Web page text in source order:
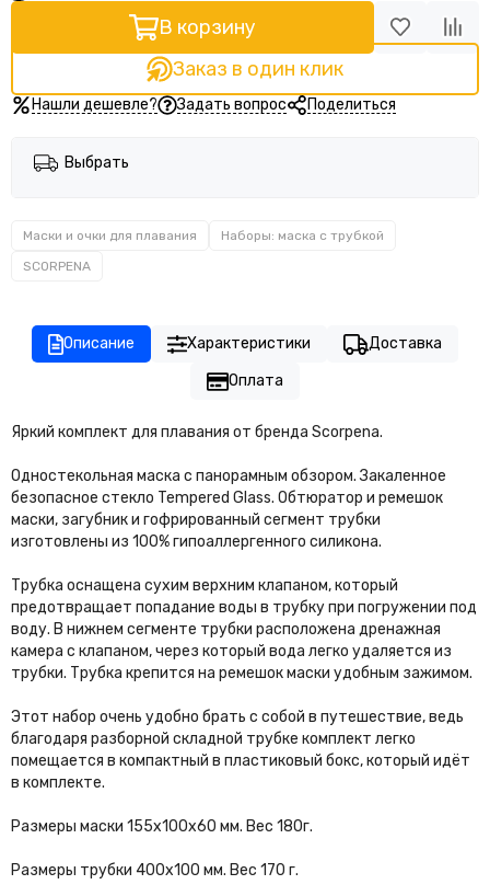
В корзину
Заказ в один клик
Нашли дешевле? Задать вопрос Поделиться
Выбрать
Маски и очки для плавания
Наборы: маска с трубкой
SCORPENA
Описание Характеристики
Доставка
Оплата
Яркий комплект для плавания от бренда Scorpena.
Одностекольная маска с панорамным обзором. Закаленное
безопасное стекло Tempered Glass. Обтюратор и ремешок
маски, загубник и гофрированный сегмент трубки
изготовлены из 100% гипоаллергенного силикона.
Трубка оснащена сухим верхним клапаном, который
предотвращает попадание воды в трубку при погружении под
воду. В нижнем сегменте трубки расположена дренажная
камера с клапаном, через который вода легко удаляется из
трубки. Трубка крепится на ремешок маски удобным зажимом.
Этот набор очень удобно брать с собой в путешествие, ведь
благодаря разборной складной трубке комплект легко
помещается в компактный в пластиковый бокс, который идёт
в комплекте.
Размеры маски 155х100х60 мм. Вес 180г.
Размеры трубки 400х100 мм. Вес 170 г.